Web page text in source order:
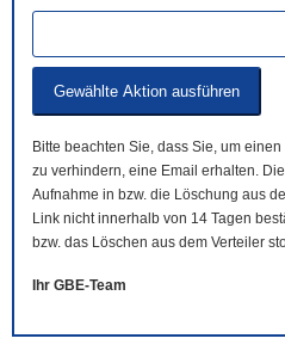
Bitte beachten Sie, dass Sie, um
zu verhindern, eine Email erhalten.
Aufnahme in bzw. die Löschung aus
Link nicht innerhalb von 14 Tagen
bzw. das Löschen aus dem Verteiler
Ihr GBE-Team